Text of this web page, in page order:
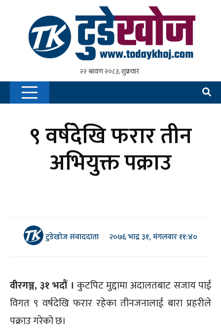
९ वर्षदेखि फरार तीन
अभियुक्त पक्राउ
टुडेखोज संवाददाता २०७६ भाद्र ३१, मंगलवार ११:४०
वीरगञ्ज, ३१ भदौं । कुटपिट मुद्दामा अदालतबाट सजाय पाई
विगत ९ वर्षदेखि फरार रहेका तीनजनालाई बारा प्रहरीले
पक्राउ गरेको छ।